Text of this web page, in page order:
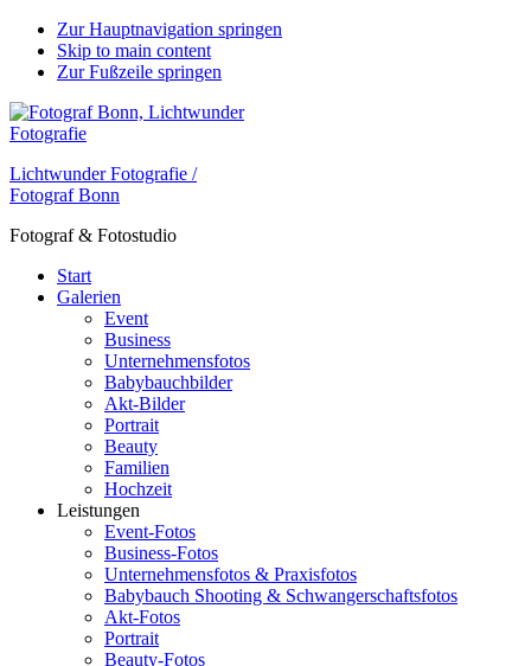
Zur Hauptnavigation springen
Skip to main content
Zur Fußzeile springen
Lichtwunder Fotografie /
Fotograf Bonn
Fotograf & Fotostudio
Start
Galerien
Event
Business
Unternehmensfotos
Babybauchbilder
Akt-Bilder
Portrait
Beauty
Familien
Hochzeit
Leistungen
Event-Fotos
Business-Fotos
Unternehmensfotos & Praxisfotos
Babybauch Shooting & Schwangerschaftsfotos
Akt-Fotos
Portrait
Beauty-Fotos